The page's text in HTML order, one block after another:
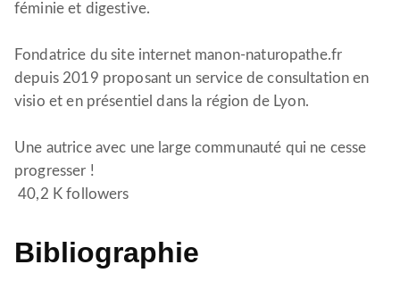
féminie et digestive.
Fondatrice du site internet manon-naturopathe.fr
depuis 2019 proposant un service de consultation en
visio et en présentiel dans la région de Lyon.
Une autrice avec une large communauté qui ne cesse
progresser !
40,2 K followers
Bibliographie